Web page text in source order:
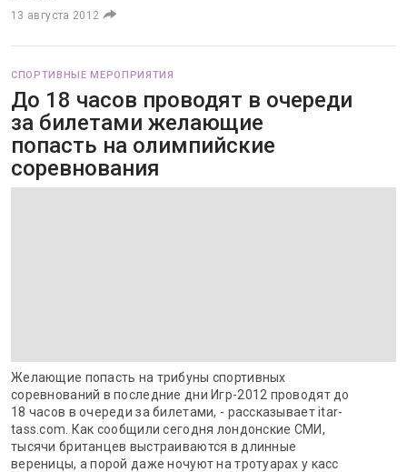
13 августа 2012
СПОРТИВНЫЕ МЕРОПРИЯТИЯ
До 18 часов проводят в очереди
за билетами желающие
попасть на олимпийские
соревнования
Желающие попасть на трибуны спортивных
соревнований в последние дни Игр-2012 проводят до
18 часов в очереди за билетами, - рассказывает itar-
tass.com. Как сообщили сегодня лондонские СМИ,
тысячи британцев выстраиваются в длинные
вереницы, а порой даже ночуют на тротуарах у касс